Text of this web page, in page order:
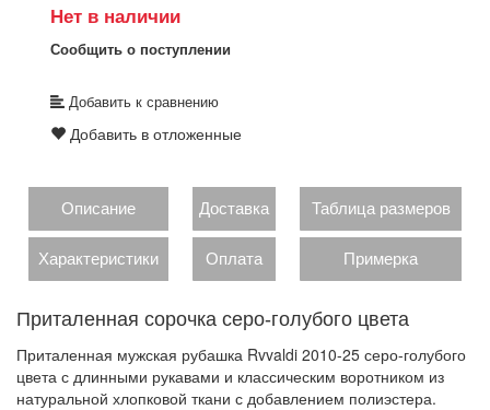
Нет в наличии
Сообщить о поступлении
Добавить к сравнению
Добавить в отложенные
Описание Доставка Таблица размеров
Характеристики Оплата Примерка
Приталенная сорочка серо-голубого цвета
Приталенная мужская рубашка Rvvaldi 2010-25 серо-голубого
цвета с длинными рукавами и классическим воротником из
натуральной хлопковой ткани с добавлением полиэстера.